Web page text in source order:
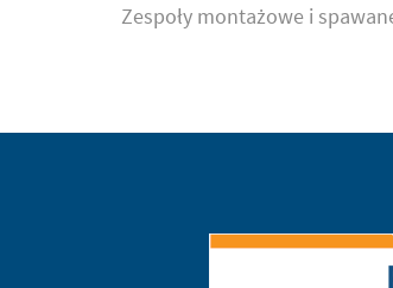
Zespoły montażowe i